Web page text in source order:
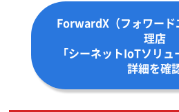
ForwardX（フォワード
理店
「シーネットIoTソリ
詳細を確